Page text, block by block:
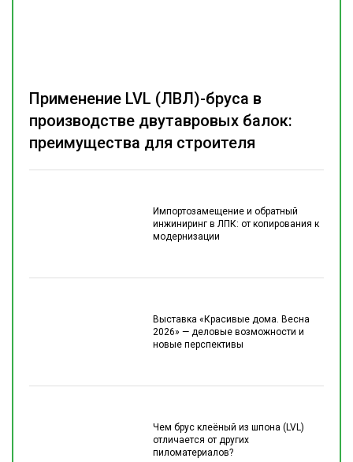
Импортозамещение и обратный
инжиниринг в ЛПК: от копирования к
модернизации
Выставка «Красивые дома. Весна
2026» — деловые возможности и
новые перспективы
Чем брус клеёный из шпона (LVL)
отличается от других
пиломатериалов?
Применение LVL (ЛВЛ)-бруса в
производстве двутавровых балок:
преимущества для строителя